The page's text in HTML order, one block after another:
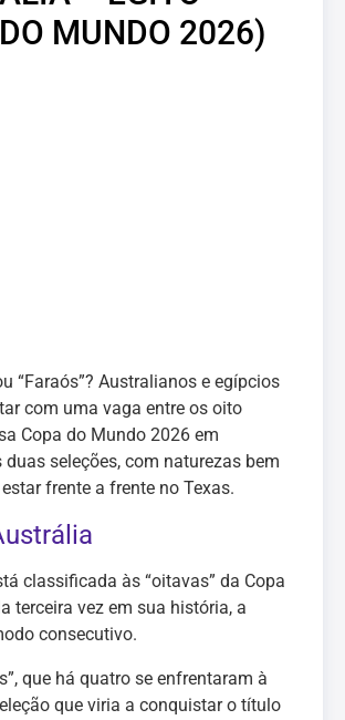
MUNDO 2026)
“Faraós”? Australianos e egípcios
com uma vaga entre os oito
Copa do Mundo 2026 em
seleções, com naturezas bem
frente a frente no Texas.
classificada às “oitavas” da Copa
terceira vez em sua história, a
consecutivo.
que há quatro se enfrentaram à
que viria a conquistar o título